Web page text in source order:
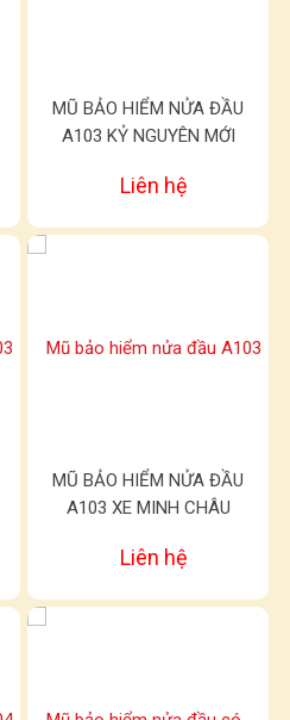
MŨ BẢO HIỂM NỬA ĐẦU
A103 KỶ NGUYÊN MỚI
Liên hệ
MŨ BẢO HIỂM NỬA ĐẦU
A103 XE MINH CHÂU
Liên hệ